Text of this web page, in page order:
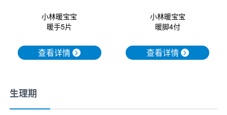
小林暖宝宝
暖手5片
查看详情
小林暖宝宝
暖脚4付
查看详情
生理期